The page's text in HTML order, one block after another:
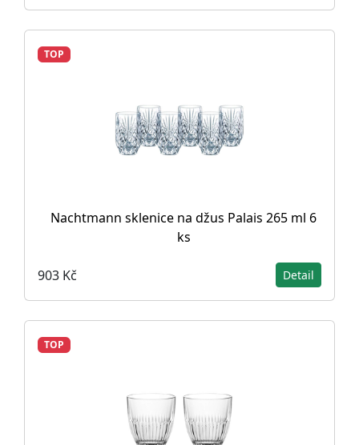
TOP
Nachtmann sklenice na džus Palais 265 ml 6
ks
903 Kč Detail
TOP